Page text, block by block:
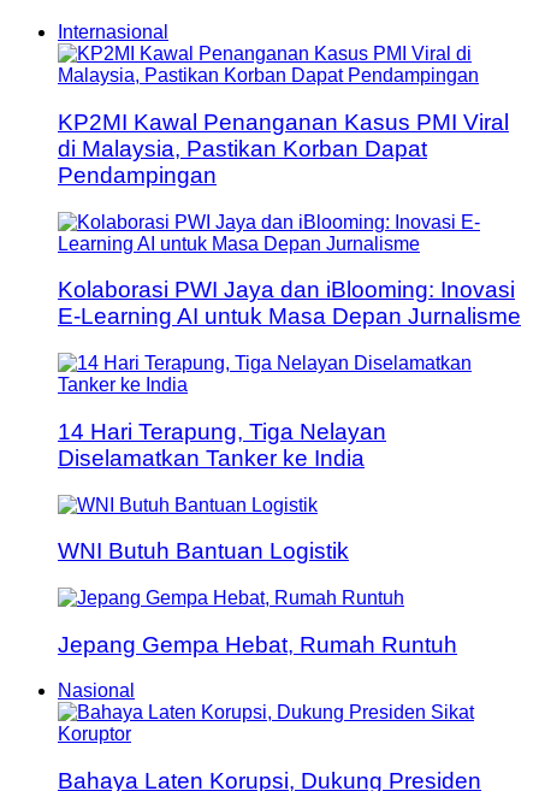
Internasional
KP2MI Kawal Penanganan Kasus PMI Viral
di Malaysia, Pastikan Korban Dapat
Pendampingan
Kolaborasi PWI Jaya dan iBlooming: Inovasi
E-Learning AI untuk Masa Depan Jurnalisme
14 Hari Terapung, Tiga Nelayan
Diselamatkan Tanker ke India
WNI Butuh Bantuan Logistik
Jepang Gempa Hebat, Rumah Runtuh
Nasional
Bahaya Laten Korupsi, Dukung Presiden